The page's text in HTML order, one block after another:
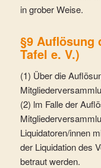
in grober Weise.
§9 Auflösung
Tafel e. V.)
(1) Über die
(2) lm Falle der
Liquidatoren/innen
der Liquidation des
betraut werden.